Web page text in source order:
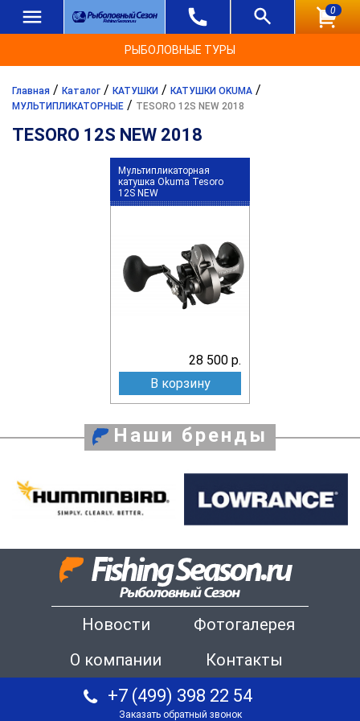
0
РЫБОЛОВНЫЕ ТУРЫ
Главная / Каталог / КАТУШКИ / КАТУШКИ OKUMA /
МУЛЬТИПЛИКАТОРНЫЕ / TESORO 12S NEW 2018
TESORO 12S NEW 2018
Мультипликаторная
катушка Okuma Tesoro
12S NEW
28 500 р.
В корзину
Наши бренды
Новости
Фотогалерея
О компании
Контакты
+7 (499) 398 22 54
Заказать обратный звонок